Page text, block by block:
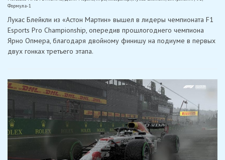
Формула-1
Лукас Блейкли из «Астон Мартин» вышел в лидеры чемпионата F1
Esports Pro Championship, опередив прошлогоднего чемпиона
Ярно Опмера, благодаря двойному финишу на подиуме в первых
двух гонках третьего этапа.